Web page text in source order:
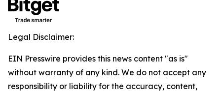
Legal Disclaimer:
EIN Presswire provides this news content "as is"
without warranty of any kind. We do not accept any
responsibility or liability for the accuracy, content,